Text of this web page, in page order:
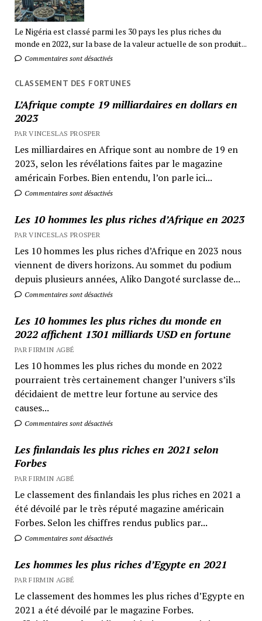
Le Nigéria est classé parmi les 30 pays les plus riches du
monde en 2022, sur la base de la valeur actuelle de son produit...
Commentaires sont désactivés
CLASSEMENT DES FORTUNES
L’Afrique compte 19 milliardaires en dollars en
2023
PAR VINCESLAS PROSPER
Les milliardaires en Afrique sont au nombre de 19 en
2023, selon les révélations faites par le magazine
américain Forbes. Bien entendu, l’on parle ici...
Commentaires sont désactivés
Les 10 hommes les plus riches d’Afrique en 2023
PAR VINCESLAS PROSPER
Les 10 hommes les plus riches d’Afrique en 2023 nous
viennent de divers horizons. Au sommet du podium
depuis plusieurs années, Aliko Dangoté surclasse de...
Commentaires sont désactivés
Les 10 hommes les plus riches du monde en
2022 affichent 1301 milliards USD en fortune
PAR FIRMIN AGBÉ
Les 10 hommes les plus riches du monde en 2022
pourraient très certainement changer l’univers s’ils
décidaient de mettre leur fortune au service des
causes...
Commentaires sont désactivés
Les finlandais les plus riches en 2021 selon
Forbes
PAR FIRMIN AGBÉ
Le classement des finlandais les plus riches en 2021 a
été dévoilé par le très réputé magazine américain
Forbes. Selon les chiffres rendus publics par...
Commentaires sont désactivés
Les hommes les plus riches d’Egypte en 2021
PAR FIRMIN AGBÉ
Le classement des hommes les plus riches d’Egypte en
2021 a été dévoilé par le magazine Forbes.